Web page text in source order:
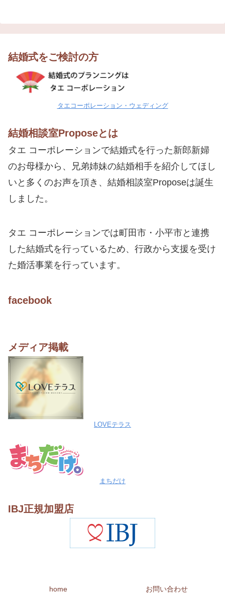
結婚式をご検討の方
タエコーポレーション・ウェディング
結婚相談室Proposeとは
タエ コーポレーションで結婚式を行った新郎新婦
のお母様から、兄弟姉妹の結婚相手を紹介してほし
いと多くのお声を頂き、結婚相談室Proposeは誕生
しました。
タエ コーポレーションでは町田市・小平市と連携
した結婚式を行っているため、行政から支援を受け
た婚活事業を行っています。
facebook
メディア掲載
LOVEテラス
まちだけ
IBJ正規加盟店
home お問い合わせ